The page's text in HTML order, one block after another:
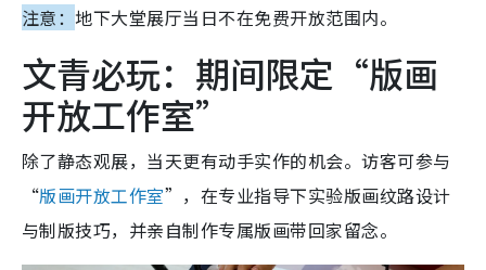
注意：地下大堂展厅当日不在免费开放范围内。
文青必玩：期间限定“版画
开放工作室”
除了静态观展，当天更有动手实作的机会。访客可参与
“版画开放工作室”，在专业指导下实验版画纹路设计
与制版技巧，并亲自制作专属版画带回家留念。